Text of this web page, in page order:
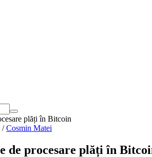
/ Cosmin Matei
de procesare plăți în